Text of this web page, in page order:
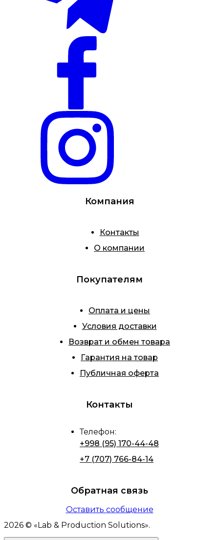
Компания
Контакты
О компании
Покупателям
Оплата и цены
Условия доставки
Возврат и обмен товара
Гарантия на товар
Публичная оферта
Контакты
Телефон:
+998 (95) 170-44-48
+7 (707) 766-84-14
Обратная связь
Оставить сообщение
2026 © « Lab & Production Solutions».